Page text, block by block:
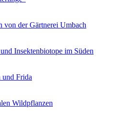
der Gärtnerei Umbach
Insektenbiotope im Süden
Frida
Wildpflanzen